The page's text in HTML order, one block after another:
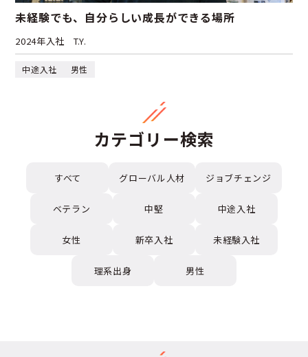
未経験でも、自分らしい成長ができる場所
2024年入社 T.Y.
中途入社 男性
カテゴリー検索
すべて グローバル人材 ジョブチェンジ
ベテラン 中堅 中途入社
女性 新卒入社 未経験入社
理系出身 男性